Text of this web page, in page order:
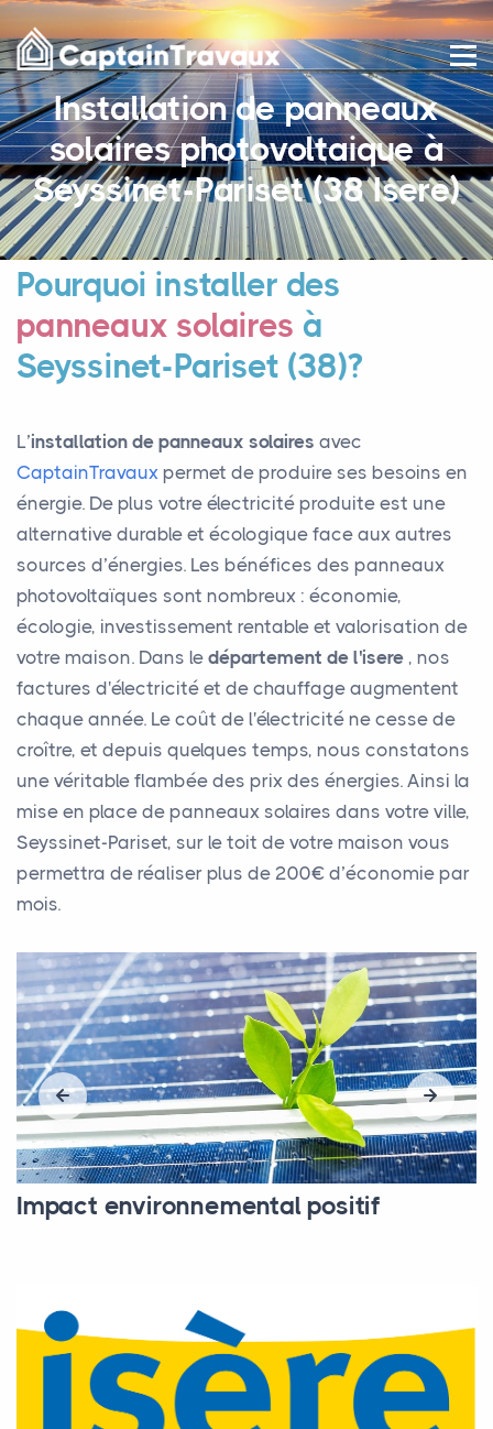
Installation de panneaux
solaires photovoltaique à
Seyssinet-Pariset (38 Isere)
Pourquoi installer des
panneaux solaires à
Seyssinet-Pariset (38)?
L’installation de panneaux solaires avec
CaptainTravaux permet de produire ses besoins en
énergie. De plus votre électricité produite est une
alternative durable et écologique face aux autres
sources d’énergies. Les bénéfices des panneaux
photovoltaïques sont nombreux : économie,
écologie, investissement rentable et valorisation de
votre maison. Dans le département de l'isere , nos
factures d'électricité et de chauffage augmentent
chaque année. Le coût de l'électricité ne cesse de
croître, et depuis quelques temps, nous constatons
une véritable flambée des prix des énergies. Ainsi la
mise en place de panneaux solaires dans votre ville,
Seyssinet-Pariset, sur le toit de votre maison vous
permettra de réaliser plus de 200€ d’économie par
mois.
Impact environnemental positif